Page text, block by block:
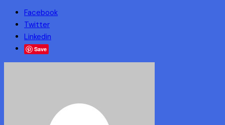
Facebook
Twitter
Linkedin
Save